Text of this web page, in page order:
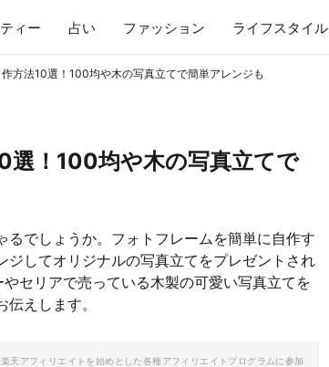
ィー 占い ファッション ライフスタイル
方法10選！100均や木の写真立てで簡単アレンジも
選！100均や木の写真立てで
でしょうか。フォトフレームを簡単に自作す
ジしてオリジナルの写真立てをプレゼントされ
セリアで売っている木製の可愛い写真立てを
えします。
天アフィリエイトを始めとした各種アフィリエイトプログラムに参加